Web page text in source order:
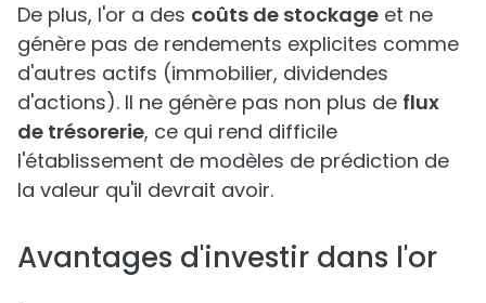
De plus, l'or a des coûts de stockage et ne
génère pas de rendements explicites comme
d'autres actifs (immobilier, dividendes
d'actions). Il ne génère pas non plus de flux
de trésorerie, ce qui rend difficile
l'établissement de modèles de prédiction de
la valeur qu'il devrait avoir.
Avantages d'investir dans l'or